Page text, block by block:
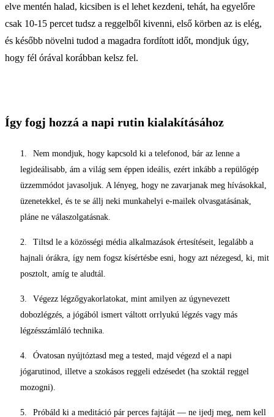
elve mentén halad, kicsiben is el lehet kezdeni, tehát, ha egyelőre
csak 10-15 percet tudsz a reggelből kivenni, első körben az is elég,
és később növelni tudod a magadra fordított időt, mondjuk úgy,
hogy fél órával korábban kelsz fel.
Így fogj hozzá a napi rutin kialakításához
Nem mondjuk, hogy kapcsold ki a telefonod, bár az lenne a
legideálisabb, ám a világ sem éppen ideális, ezért inkább a repülőgép
üzzemmódot javasoljuk. A lényeg, hogy ne zavarjanak meg hívásokkal,
üzenetekkel, és te se állj neki munkahelyi e-mailek olvasgatásának,
pláne ne válaszolgatásnak.
Tiltsd le a közösségi média alkalmazások értesítéseit, legalább a
hajnali órákra, így nem fogsz kísértésbe esni, hogy azt nézegesd, ki, mit
posztolt, amíg te aludtál.
Végezz légzőgyakorlatokat, mint amilyen az úgynevezett
dobozlégzés, a jógából ismert váltott orrlyukú légzés vagy más
légzésszámláló technika.
Óvatosan nyújtóztasd meg a tested, majd végezd el a napi
jógarutinod, illetve a szokásos reggeli edzésedet (ha szoktál reggel
mozogni).
Próbáld ki a meditáció pár perces fajtáját — ne ijedj meg, nem kell